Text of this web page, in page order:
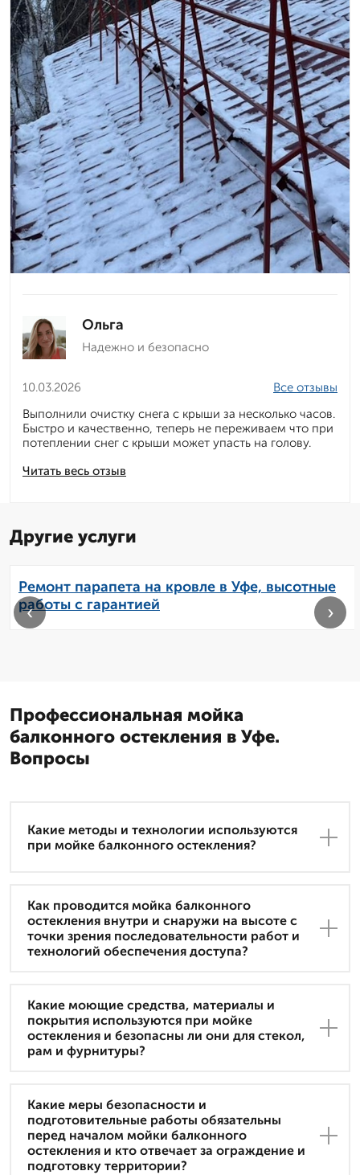
Ольга
Надежно и безопасно
10.03.2026
Читать весь отзыв
Все отзывы
Выполнили очистку снега с крыши за несколько часов.
Быстро и качественно, теперь не переживаем что при
потеплении снег с крыши может упасть на голову.
Другие услуги
Ремонт парапета на кровле в Уфе, высотные
работы с гарантией
‹ ›
Профессиональная мойка
балконного остекления в Уфе.
Вопросы
Какие методы и технологии используются
при мойке балконного остекления?
Как проводится мойка балконного
остекления внутри и снаружи на высоте с
точки зрения последовательности работ и
технологий обеспечения доступа?
Какие моющие средства, материалы и
покрытия используются при мойке
остекления и безопасны ли они для стекол,
рам и фурнитуры?
Какие меры безопасности и
подготовительные работы обязательны
перед началом мойки балконного
остекления и кто отвечает за ограждение и
подготовку территории?